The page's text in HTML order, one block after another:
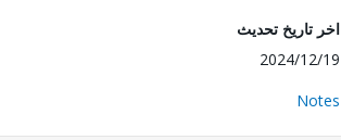
اخر تاريخ تحديث
2024/12/19
Notes